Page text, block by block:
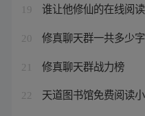
19 谁让他修仙的在线阅读
20 修真聊天群一共多少字
21 修真聊天群战力榜
22 天道图书馆免费阅读